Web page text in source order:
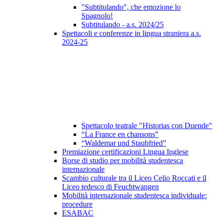
"Subtitulando", che emozione lo
Spagnolo!
Subtitulando - a.s. 2024/25
Spettacoli e conferenze in lingua straniera a.s.
2024-25
Spettacolo teatrale "Historias con Duende"
“La France en chansons”
“Waldemar und Staubfried”
Premiazione certificazioni Lingua Inglese
Borse di studio per mobilità studentesca
internazionale
Scambio culturale tra il Liceo Celio Roccati e il
Liceo tedesco di Feuchtwangen
Mobilità internazionale studentesca individuale:
procedure
ESABAC